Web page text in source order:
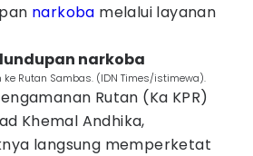
narkoba melalui layanan
narkoba
Rutan Sambas. (IDN Times/istimewa).
Rutan (Ka KPR)
Khemal Andhika,
langsung memperketat